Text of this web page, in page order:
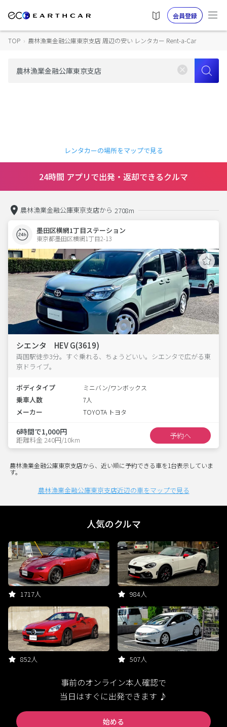
会員登録
TOP › 農林漁業金融公庫東京支店 周辺の安い レンタカー Rent-a-Car
レンタカーの場所をマップで見る
24時間 アプリで出発・返却できるクルマ
農林漁業金融公庫東京支店から 2708m
墨田区横網1丁目ステーション
東京都墨田区横網1丁目2-13
シエンタ HEV G(3619)
両国駅徒歩3分。すぐ乗れる、ちょうどいい。シエンタで広がる東
京ドライブ。
ボディタイプ ミニバン/ワンボックス
乗車人数 7人
メーカー TOYOTA トヨタ
6時間で1,000円
距離料金 240円/10km 予約へ
農林漁業金融公庫東京支店から、近い順に予約できる車を1台表示していま
す。
農林漁業金融公庫東京支店近辺の車をマップで見る
人気のクルマ
1717人 984人
852人 507人
事前のオンライン本人確認で
当日はすぐに出発できます ♪
始める